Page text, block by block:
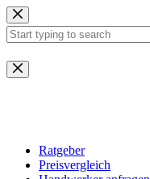
Zum
Inhalt
springen
Keine
Ergebnisse
Ratgeber
Preisvergleich